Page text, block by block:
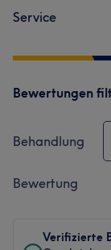
Service
Bewertungen
Behandlung
Bewertung
Verifizierte